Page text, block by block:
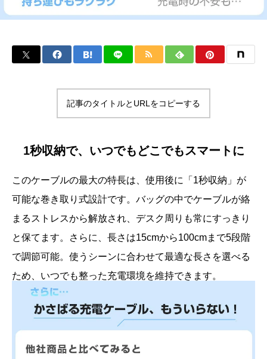
記事のタイトルとURLをコピーする
1秒収納で、いつでもどこでもスマートに
このケーブルの最大の特長は、使用後に「1秒収納」が
可能な巻き取り式設計です。バッグの中でケーブルが絡
まるストレスから解放され、デスク周りも常にすっきり
と保てます。さらに、長さは15cmから100cmまで5段階
で調節可能。使うシーンに合わせて最適な長さを選べる
ため、いつでも整った充電環境を維持できます。